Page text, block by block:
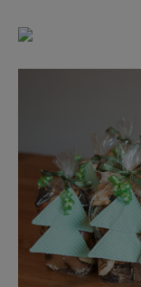
TEIGWUNDER
Backen
Herz